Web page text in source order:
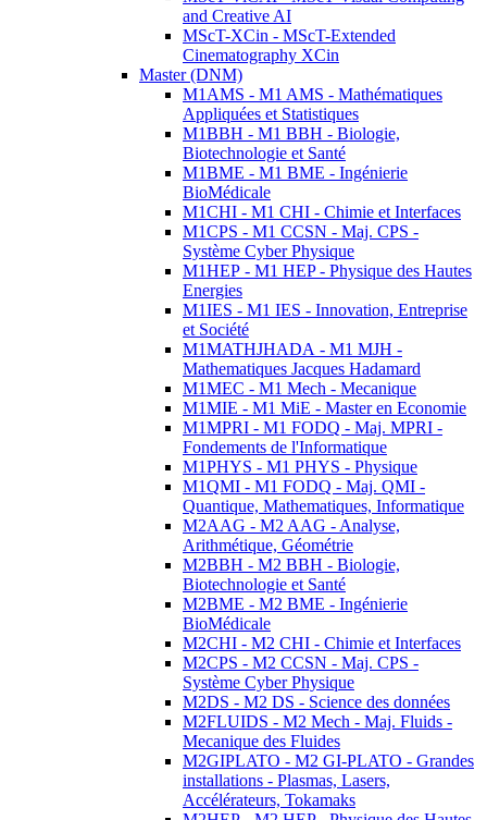
and Creative AI
MScT-XCin - MScT-Extended
Cinematography XCin
Master (DNM)
M1AMS - M1 AMS - Mathématiques
Appliquées et Statistiques
M1BBH - M1 BBH - Biologie,
Biotechnologie et Santé
M1BME - M1 BME - Ingénierie
BioMédicale
M1CHI - M1 CHI - Chimie et Interfaces
M1CPS - M1 CCSN - Maj. CPS -
Système Cyber Physique
M1HEP - M1 HEP - Physique des Hautes
Energies
M1IES - M1 IES - Innovation, Entreprise
et Société
M1MATHJHADA - M1 MJH -
Mathematiques Jacques Hadamard
M1MEC - M1 Mech - Mecanique
M1MIE - M1 MiE - Master en Economie
M1MPRI - M1 FODQ - Maj. MPRI -
Fondements de l'Informatique
M1PHYS - M1 PHYS - Physique
M1QMI - M1 FODQ - Maj. QMI -
Quantique, Mathematiques, Informatique
M2AAG - M2 AAG - Analyse,
Arithmétique, Géométrie
M2BBH - M2 BBH - Biologie,
Biotechnologie et Santé
M2BME - M2 BME - Ingénierie
BioMédicale
M2CHI - M2 CHI - Chimie et Interfaces
M2CPS - M2 CCSN - Maj. CPS -
Système Cyber Physique
M2DS - M2 DS - Science des données
M2FLUIDS - M2 Mech - Maj. Fluids -
Mecanique des Fluides
M2GIPLATO - M2 GI-PLATO - Grandes
installations - Plasmas, Lasers,
Accélérateurs, Tokamaks